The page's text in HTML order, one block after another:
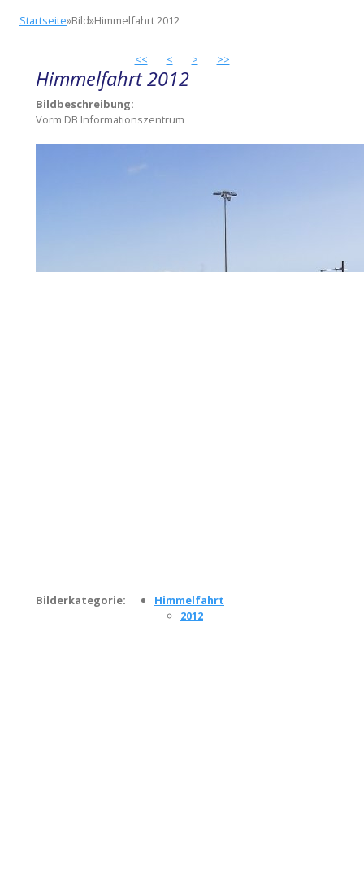
zumYou
Startseite»Bild»Himmelfahrt 2012
<< < > >>
Himmelfahrt 2012
Bildbeschreibung:
Vorm DB Informationszentrum
Bilderkategorie:
Himmelfahrt
2012